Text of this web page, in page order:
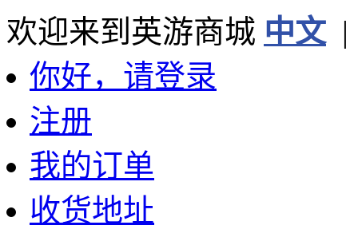
欢迎来到英游商城 中文
你好，请登录
注册
我的订单
收货地址